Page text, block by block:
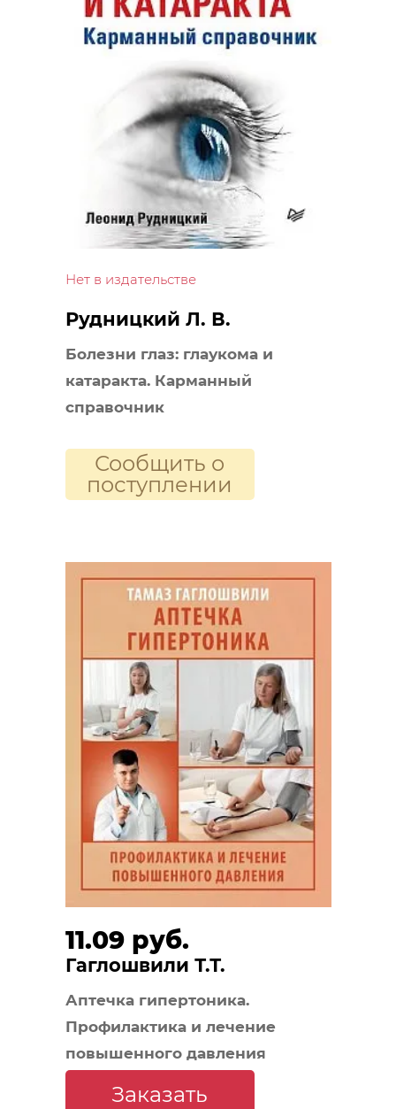
Нет в издательстве
Рудницкий Л. В.
Болезни глаз: глаукома и
катаракта. Карманный
справочник
Сообщить о
поступлении
11.09 руб.
Гаглошвили Т.Т.
Аптечка гипертоника.
Профилактика и лечение
повышенного давления
Заказать